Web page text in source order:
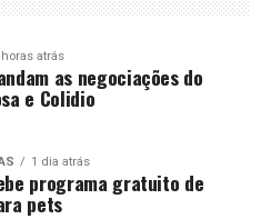
horas atrás
as negociações do
e Colidio
1 dia atrás
programa gratuito de
pets